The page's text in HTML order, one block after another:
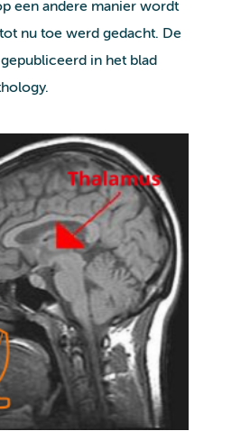
een andere manier wordt
nu toe werd gedacht. De
in het blad